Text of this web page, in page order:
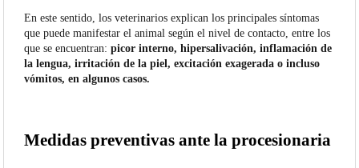
En este sentido, los veterinarios explican los principales síntomas
que puede manifestar el animal según el nivel de contacto, entre los
que se encuentran:picor interno, hipersalivación, inflamación de
la lengua, irritación de la piel, excitación exagerada o incluso
vómitos, en algunos casos.
Medidas preventivas ante la procesionaria